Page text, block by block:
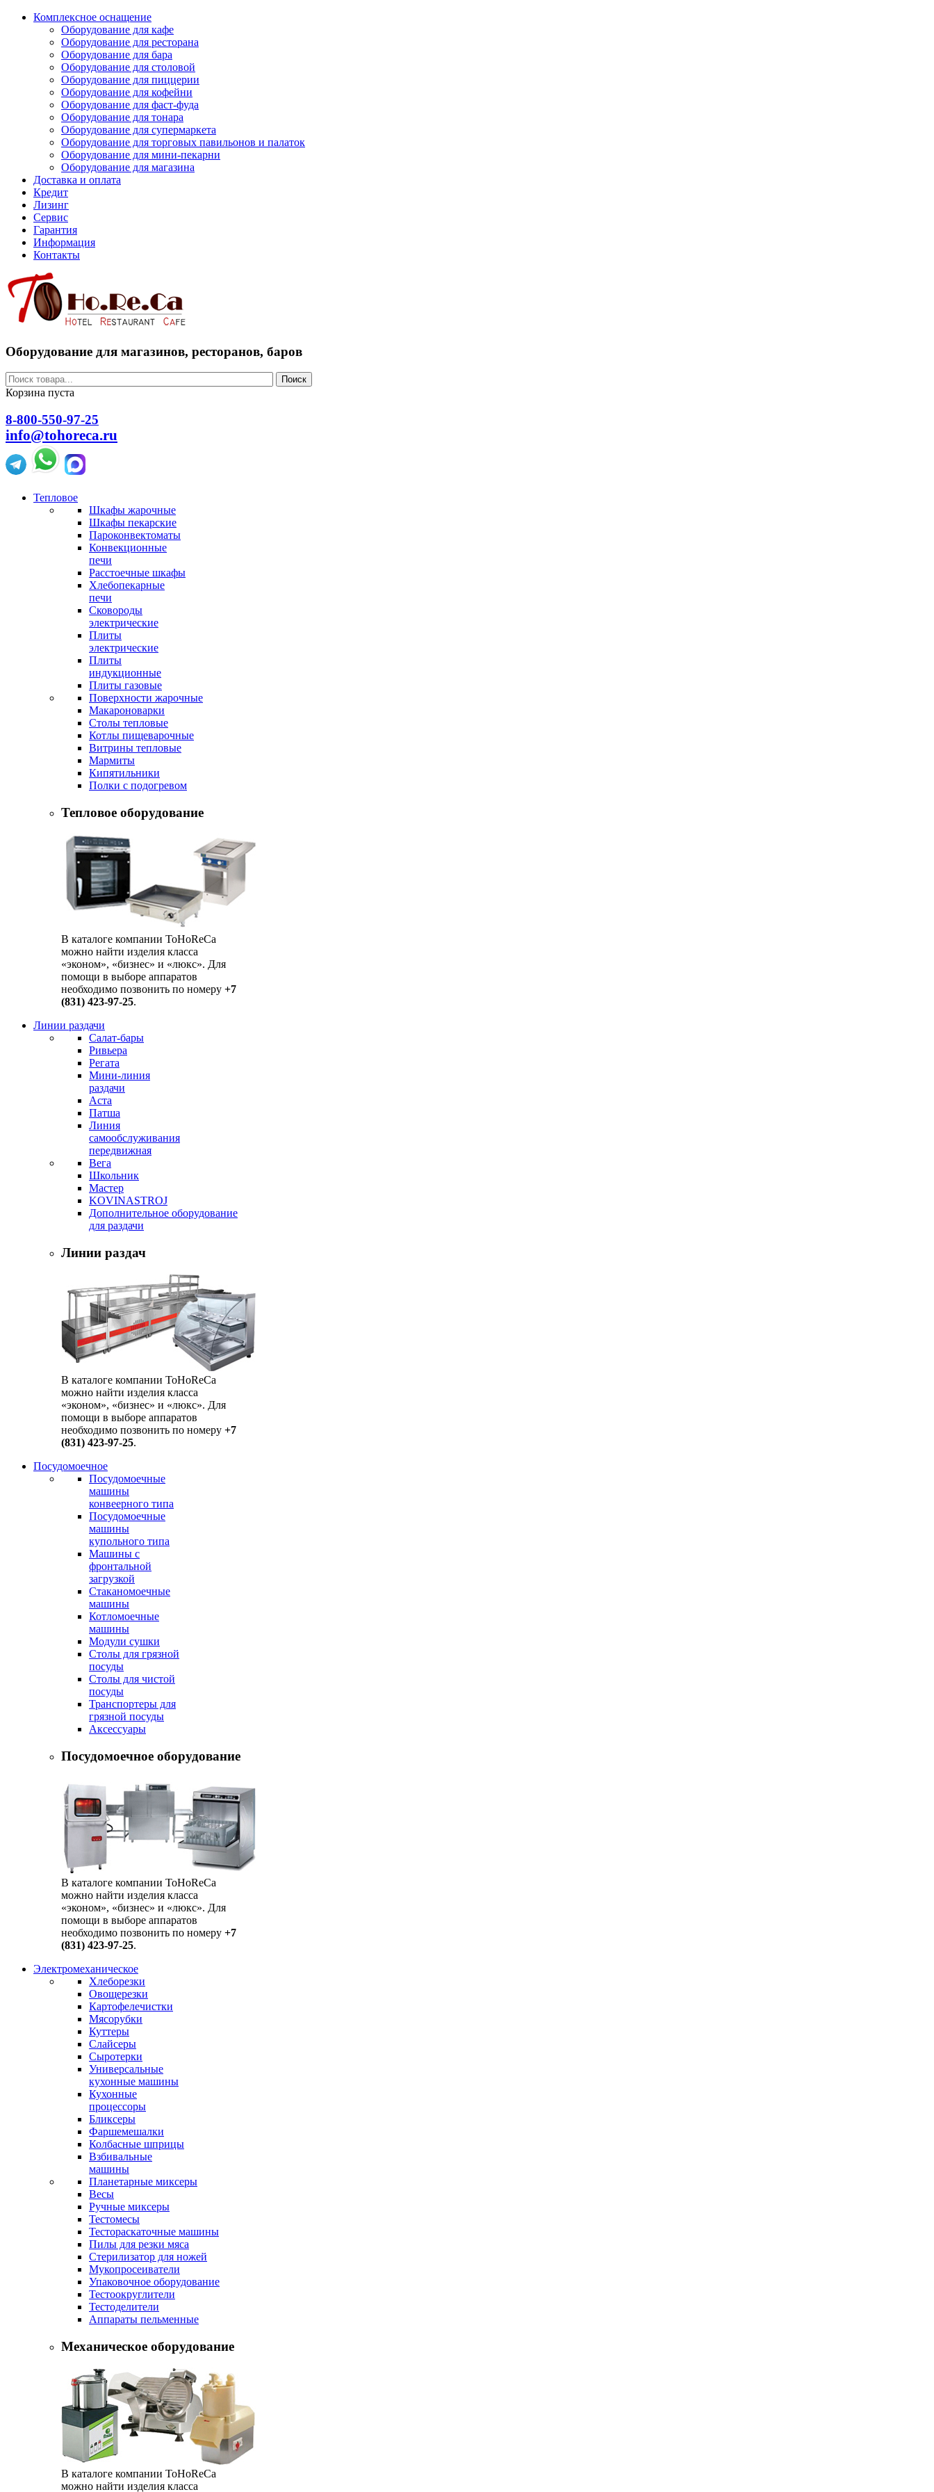
Комплексное оснащение
Оборудование для кафе
Оборудование для ресторана
Оборудование для бара
Оборудование для столовой
Оборудование для пиццерии
Оборудование для кофейни
Оборудование для фаст-фуда
Оборудование для тонара
Оборудование для супермаркета
Оборудование для торговых павильонов и палаток
Оборудование для мини-пекарни
Оборудование для магазина
Доставка и оплата
Кредит
Лизинг
Сервис
Гарантия
Информация
Контакты
Оборудование для магазинов, ресторанов, баров
Поиск
Корзина пуста
8-800-550-97-25
info@tohoreca.ru
Тепловое
Шкафы жарочные
Шкафы пекарские
Пароконвектоматы
Конвекционные
печи
Расстоечные шкафы
Хлебопекарные
печи
Сковороды
электрические
Плиты
электрические
Плиты
индукционные
Плиты газовые
Поверхности жарочные
Макароноварки
Столы тепловые
Котлы пищеварочные
Витрины тепловые
Мармиты
Кипятильники
Полки с подогревом
Тепловое оборудование
В каталоге компании ToHoReCa
можно найти изделия класса
«эконом», «бизнес» и «люкс». Для
помощи в выборе аппаратов
необходимо позвонить по номеру +7
(831) 423-97-25.
Линии раздачи
Салат-бары
Ривьера
Регата
Мини-линия
раздачи
Аста
Патша
Линия
самообслуживания
передвижная
Вега
Школьник
Мастер
KOVINASTROJ
Дополнительное оборудование
для раздачи
Линии раздач
В каталоге компании ToHoReCa
можно найти изделия класса
«эконом», «бизнес» и «люкс». Для
помощи в выборе аппаратов
необходимо позвонить по номеру +7
(831) 423-97-25.
Посудомоечное
Посудомоечные
машины
конвеерного типа
Посудомоечные
машины
купольного типа
Машины с
фронтальной
загрузкой
Стаканомоечные
машины
Котломоечные
машины
Модули сушки
Столы для грязной
посуды
Столы для чистой
посуды
Транспортеры для
грязной посуды
Аксессуары
Посудомоечное оборудование
В каталоге компании ToHoReCa
можно найти изделия класса
«эконом», «бизнес» и «люкс». Для
помощи в выборе аппаратов
необходимо позвонить по номеру +7
(831) 423-97-25.
Электромеханическое
Хлеборезки
Овощерезки
Картофелечистки
Мясорубки
Куттеры
Слайсеры
Сыротерки
Универсальные
кухонные машины
Кухонные
процессоры
Бликсеры
Фаршемешалки
Колбасные шприцы
Взбивальные
машины
Планетарные миксеры
Весы
Ручные миксеры
Тестомесы
Тестораскаточные машины
Пилы для резки мяса
Стерилизатор для ножей
Мукопросеиватели
Упаковочное оборудование
Тестоокруглители
Тестоделители
Аппараты пельменные
Механическое оборудование
В каталоге компании ToHoReCa
можно найти изделия класса